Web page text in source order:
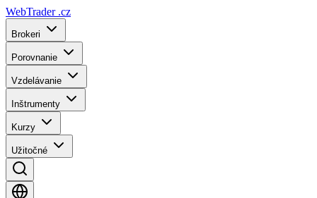
WebTrader .cz
Brokeri
Porovnanie
Vzdelávanie
Inštrumenty
Kurzy
Užitočné